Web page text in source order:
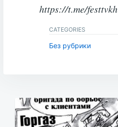
https://t.me/festtvkh
CATEGORIES
Без рубрики
Post
navigation